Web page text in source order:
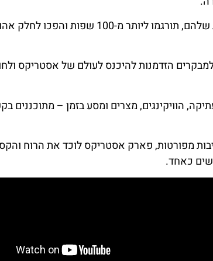
הקומיקסים האלה, הידועים בהומור, הסיפור העשיר והדמויות החיות שלהם, תורגמו ליותר מ-100 שפות והפכו
הזדמנות להיכנס לעולם של אסטריקס
הוויקינגים, מצרים ומסע בזמן – מתוכננים
מפורטות, פארק אסטריקס לוכד את הרוח
כאחד.